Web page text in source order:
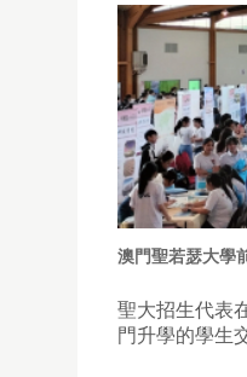
澳門聖若瑟大學
聖大招生代表
門升學的學生